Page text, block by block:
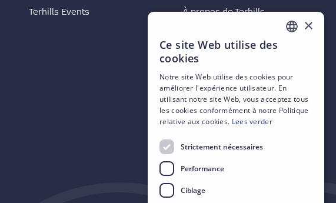
Terhills Events
À propos de Terhills
Nouvelles
Contact
GERMAN
×
Ce site Web utilise des
cookies
Notre site Web utilise des cookies pour
améliorer l'expérience utilisateur. En
utilisant notre site Web, vous acceptez tous
les cookies conformément à notre Politique
relative aux cookies. Lees verder
Strictement nécessaires
Performance
Ciblage